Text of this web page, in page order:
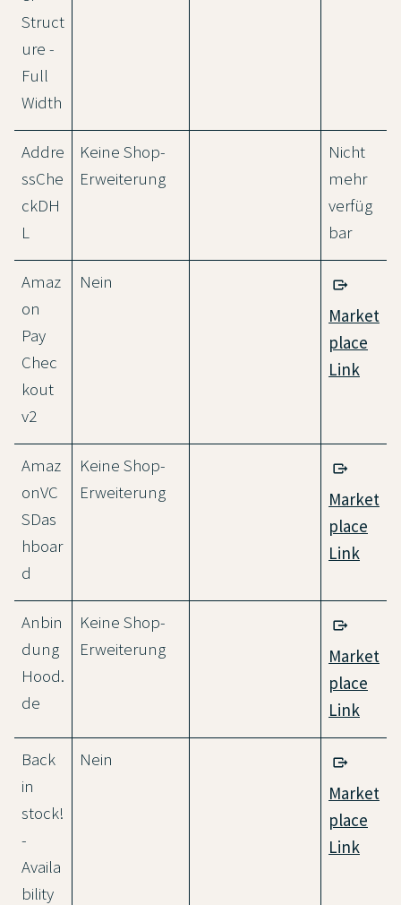
Struct
ure -
Full
Width
Addre
ssChe
ckDH
L
Keine Shop-
Erweiterung
Nicht
mehr
verfüg
bar
Amaz
on
Pay
Chec
kout
v2
Nein
Market
place
Link
Amaz
onVC
SDas
hboar
d
Keine Shop-
Erweiterung
Market
place
Link
Anbin
dung
Hood.
de
Keine Shop-
Erweiterung
Market
place
Link
Back
in
stock!
-
Availa
bility
Nein
Market
place
Link